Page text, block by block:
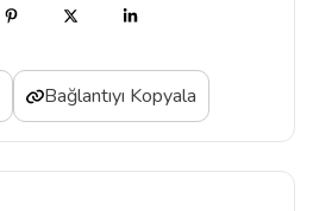
Bağlantıyı Kopyala